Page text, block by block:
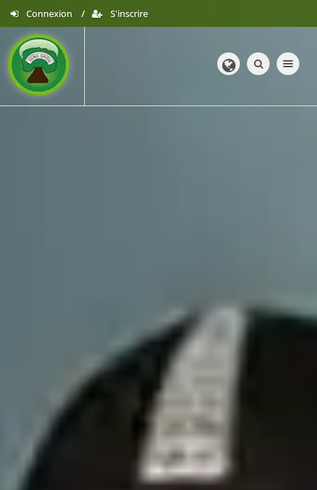
Connexion S'inscrire
Toggle